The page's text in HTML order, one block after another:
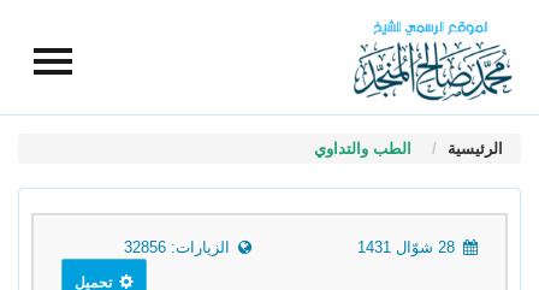
الرئيسية الطب والتداوي
الزيارات: 32856
تحميل